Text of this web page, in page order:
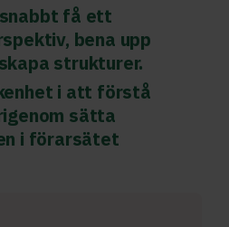
få ett
bena upp
strukturer.
i att förstå
sätta
i förarsätet